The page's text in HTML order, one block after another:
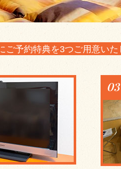
予約特典を3つご用意いた
03